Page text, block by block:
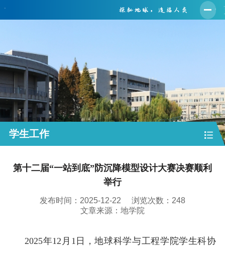
学院概况
师资队伍
人才培养
学科建设
科学研究
学生工作
第十二届“一站到底”防沉降模型设计大赛决赛顺利
举行
发布时间：2025-12-22 浏览次数： 248
文章来源：地学院
2025年12 月 1 日，地球科学与工程学院学生科协